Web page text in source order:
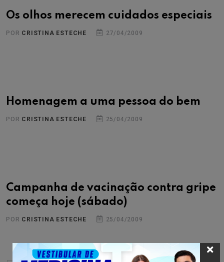
Os olhos merecem cuidados especiais
POR CRISTINA ESTECHE 27/04/2009
Homenagem a uma pessoa do bem
POR CRISTINA ESTECHE 25/04/2009
Campanha de vacinação contra gripe
começa hoje (sábado)
POR CRISTINA ESTECHE 25/04/2009